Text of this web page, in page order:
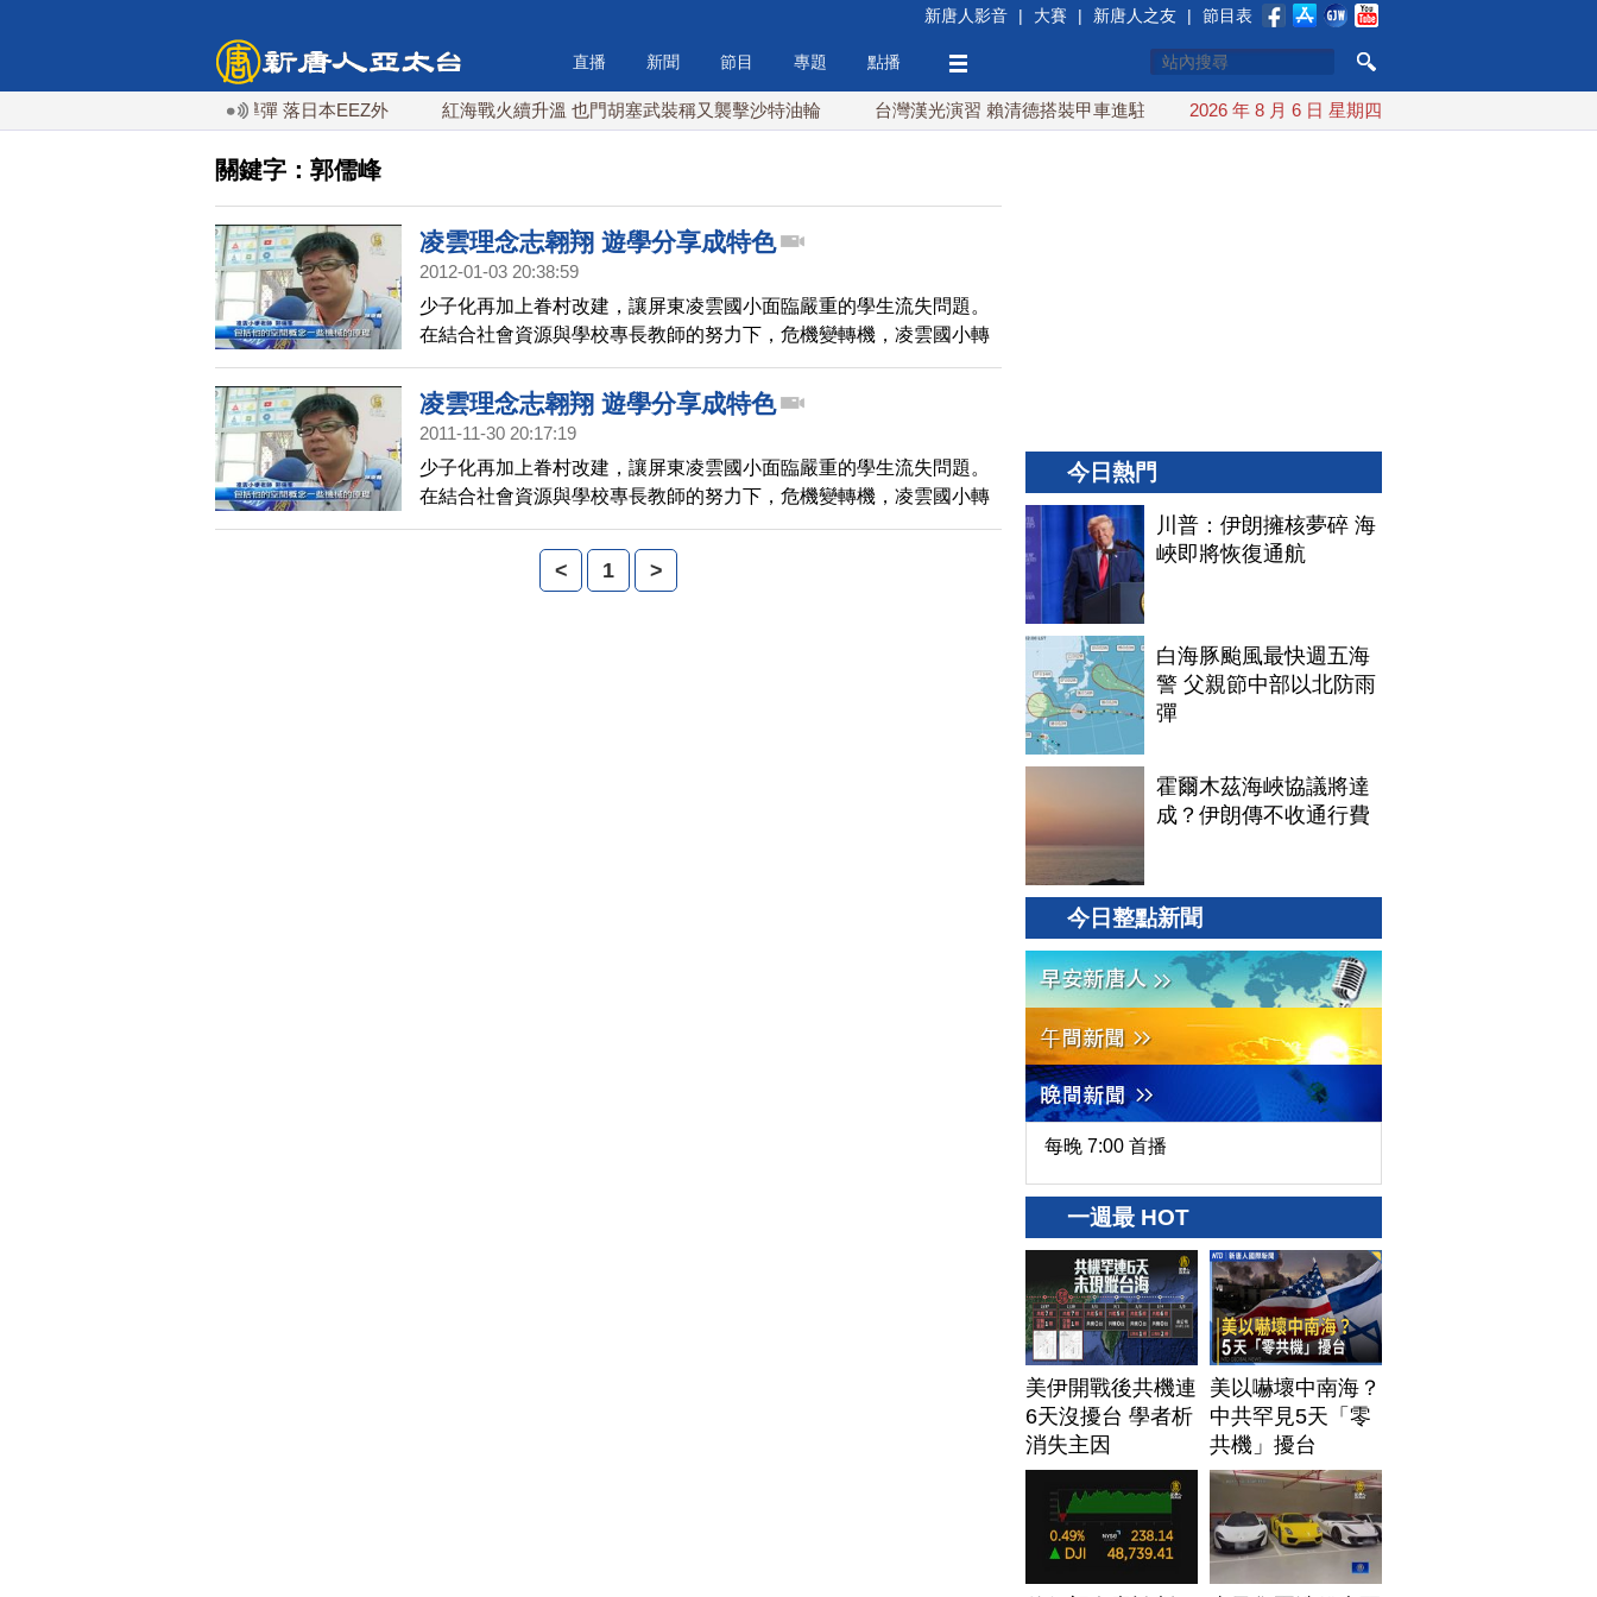
新唐人影音 | 大賽 | 新唐人之友 | 節目表
直播 新聞 節目 專題 點播
今年第6次！朝鮮發射彈道導彈 落日本EEZ外 紅海戰火續升溫 也門胡塞武裝稱又襲擊沙特油輪 台灣漢光演習 賴清德搭裝甲車進駐衡山指揮所 AIT公開台美海巡合作 余茂春：東亞最重
2026 年 8 月 6 日 星期四
關鍵字：郭儒峰
凌雲理念志翱翔 遊學分享成特色
2012-01-03 20:38:59
少子化再加上眷村改建，讓屏東凌雲國小面臨嚴重的學生流失問題。
在結合社會資源與學校專長教師的努力下，危機變轉機，凌雲國小轉
型成為飛行理念學校，帶您去看看他們的特色遊學課程。
凌雲理念志翱翔 遊學分享成特色
2011-11-30 20:17:19
少子化再加上眷村改建，讓屏東凌雲國小面臨嚴重的學生流失問題。
在結合社會資源與學校專長教師的努力下，危機變轉機，凌雲國小轉
型成為飛行理念學校，帶您去看看他們的特色遊學課程。
< 1 >
今日熱門
川普：伊朗擁核夢碎 海
峽即將恢復通航
白海豚颱風最快週五海
警 父親節中部以北防雨
彈
霍爾木茲海峽協議將達
成？伊朗傳不收通行費
今日整點新聞
每晚 7:00 首播
一週最 HOT
美伊開戰後共機連
6天沒擾台 學者析
消失主因
美以嚇壞中南海？
中共罕見5天「零
共機」擾台